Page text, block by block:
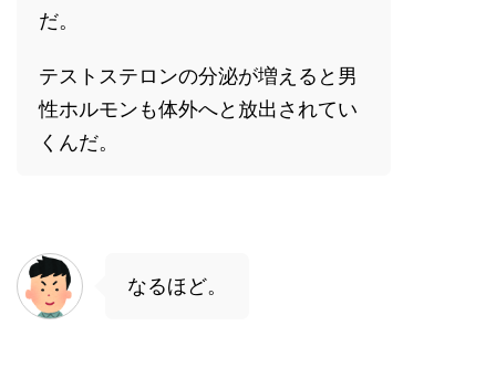
だ。
テストステロンの分泌が増えると男
性ホルモンも体外へと放出されてい
くんだ。
なるほど。